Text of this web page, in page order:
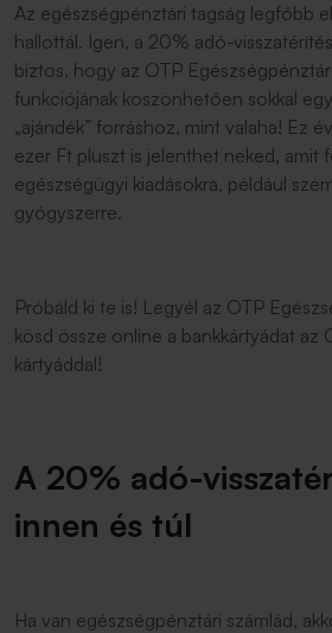
Az egészségpénztári tagság legfőbb
hallottál. Igen, a 20% adó-
biztos, hogy az OTP
funkciójának köszönhetően sokkal
„ajándék” forráshoz, mint valaha! Ez
ezer Ft pluszt is jelenthet neked, amit
egészségügyi kiadásokra, például
gyógyszerre.
Próbáld ki te is! Legyél az OTP
kösd össze online a bankkártyádat az
kártyáddal!
A 20% adó-
innen és túl
Ha van egészségpénztári számlád,